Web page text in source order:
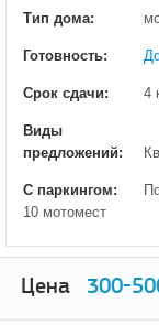
Тип дома:
Готовность:
Срок сдачи: 4
Виды
предложений:
С паркингом:
10 мотомест
Цена 300-